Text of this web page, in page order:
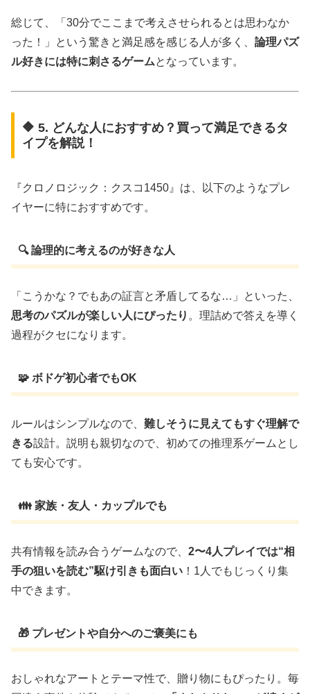
総じて、「30分でここまで考えさせられるとは思わなか
った！」という驚きと満足感を感じる人が多く、 論理パズ
ル好きには特に刺さるゲームとなっています。
🔶 5. どんな人におすすめ？買って満足できるタ
イプを解説！
『クロノロジック：クスコ1450』は、以下のようなプレ
イヤーに特におすすめです。
🔍 論理的に考えるのが好きな人
「こうかな？でもあの証言と矛盾してるな…」といった、
思考のパズルが楽しい人にぴったり 。理詰めで答えを導く
過程がクセになります。
🧩 ボドゲ初心者でもOK
ルールはシンプルなので、 難しそうに見えてもすぐ理解で
きる設計。説明も親切なので、初めての推理系ゲームとし
ても安心です。
👪 家族・友人・カップルでも
共有情報を読み合うゲームなので、 2〜4人プレイでは“相
手の狙いを読む”駆け引きも面白い ！1人でもじっくり集
中できます。
🎁 プレゼントや自分へのご褒美にも
おしゃれなアートとテーマ性で、贈り物にもぴったり。毎